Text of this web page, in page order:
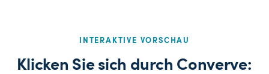
INTERAKTIVE VORSCHAU
Klicken Sie sich durch Converve: